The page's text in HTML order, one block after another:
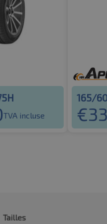
TVA incluse
165/
€
Tailles